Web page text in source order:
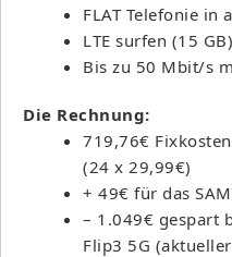
FLAT Telefonie in
LTE surfen (15 GB)
Bis zu 50 Mbit/s
Die Rechnung:
719,76€
(24 x 29,99€)
+ 49€ für das
– 1.049€ gespart
Flip3 5G